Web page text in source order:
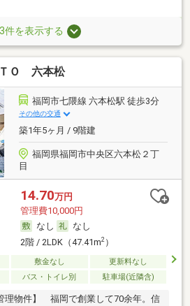
件を表示する
Ｏ 六本松
福岡市七隈線 六本松駅 徒歩3分
その他の交通
築1年5ヶ月 / 9階建
福岡県福岡市中央区六本松２丁
目
14.70万円
管理費10,000円
なし
なし
2階 / 2LDK（47.41m2）
敷金なし
更新料なし
バス・トイレ別 駐車場(近隣含)
理物件】 福岡で創業して70余年。信